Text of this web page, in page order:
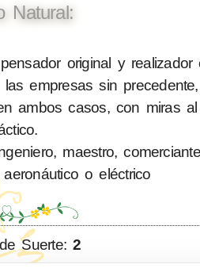
Natural:
original y
empresas sin
ambos casos, con miras
maestro,
o eléctrico
Suerte:2